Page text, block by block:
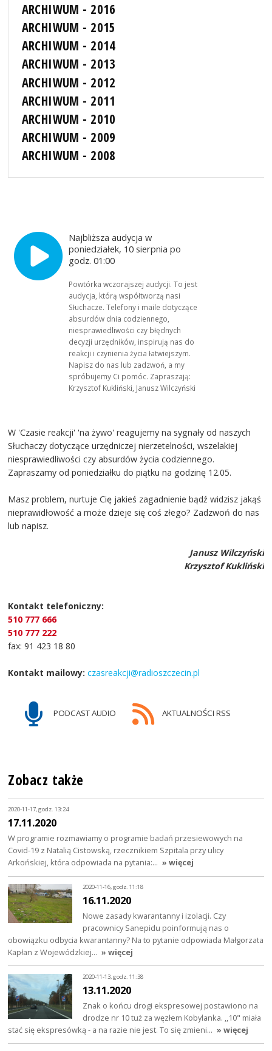
ARCHIWUM - 2016
ARCHIWUM - 2015
ARCHIWUM - 2014
ARCHIWUM - 2013
ARCHIWUM - 2012
ARCHIWUM - 2011
ARCHIWUM - 2010
ARCHIWUM - 2009
ARCHIWUM - 2008
Najbliższa audycja w
poniedziałek, 10 sierpnia po
godz. 01:00
Powtórka wczorajszej audycji. To jest
audycja, którą współtworzą nasi
Słuchacze. Telefony i maile dotyczące
absurdów dnia codziennego,
niesprawiedliwości czy błędnych
decyzji urzędników, inspirują nas do
reakcji i czynienia życia łatwiejszym.
Napisz do nas lub zadzwoń, a my
spróbujemy Ci pomóc. Zapraszają:
Krzysztof Kukliński, Janusz Wilczyński
W 'Czasie reakcji' 'na żywo' reagujemy na sygnały od naszych
Słuchaczy dotyczące urzędniczej nierzetelności, wszelakiej
niesprawiedliwości czy absurdów życia codziennego.
Zapraszamy od poniedziałku do piątku na godzinę 12.05.
Masz problem, nurtuje Cię jakieś zagadnienie bądź widzisz jakąś
nieprawidłowość a może dzieje się coś złego? Zadzwoń do nas
lub napisz.
Janusz Wilczyński
Krzysztof Kukliński
Kontakt telefoniczny:
510 777 666
510 777 222
fax: 91 423 18 80
Kontakt mailowy: czasreakcji@radioszczecin.pl
PODCAST AUDIO AKTUALNOŚCI RSS
Zobacz także
2020-11-17, godz. 13:24
17.11.2020
W programie rozmawiamy o programie badań przesiewowych na
Covid-19 z Natalią Cistowską, rzecznikiem Szpitala przy ulicy
Arkońskiej, która odpowiada na pytania:… » więcej
2020-11-16, godz. 11:18
16.11.2020
Nowe zasady kwarantanny i izolacji. Czy
pracownicy Sanepidu poinformują nas o
obowiązku odbycia kwarantanny? Na to pytanie odpowiada Małgorzata
Kapłan z Wojewódzkiej… » więcej
2020-11-13, godz. 11:38
13.11.2020
Znak o końcu drogi ekspresowej postawiono na
drodze nr 10 tuż za węzłem Kobylanka. ,,10" miała
stać się ekspresówką - a na razie nie jest. To się zmieni… » więcej